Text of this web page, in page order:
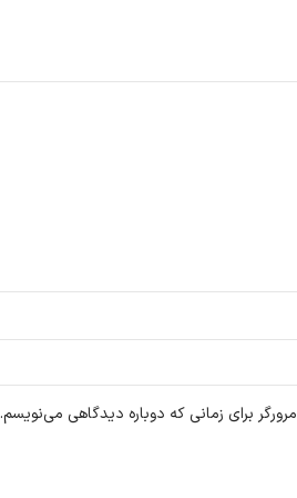
برای زمانی که دوباره دیدگاهی می‌نویسم.